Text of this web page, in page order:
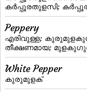
കര്‍പ്പൂരതുളസി;
Peppery
എരിവുള്ള;
തീക്ഷണമായ;
White Pepper
കുരുമുളക്‌